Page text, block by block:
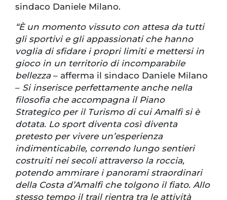
sindaco Daniele Milano.
“È un momento vissuto con attesa da tutti
gli sportivi e gli appassionati che hanno
voglia di sfidare i propri limiti e mettersi in
gioco in un territorio di incomparabile
bellezza– afferma il sindaco Daniele Milano
– Si inserisce perfettamente anche nella
filosofia che accompagna il Piano
Strategico per il Turismo di cui Amalfi si è
dotata. Lo sport diventa così diventa
pretesto per vivere un’esperienza
indimenticabile, correndo lungo sentieri
costruiti nei secoli attraverso la roccia,
potendo ammirare i panorami straordinari
della Costa d’Amalfi che tolgono il fiato. Allo
stesso tempo il trail rientra tra le attività